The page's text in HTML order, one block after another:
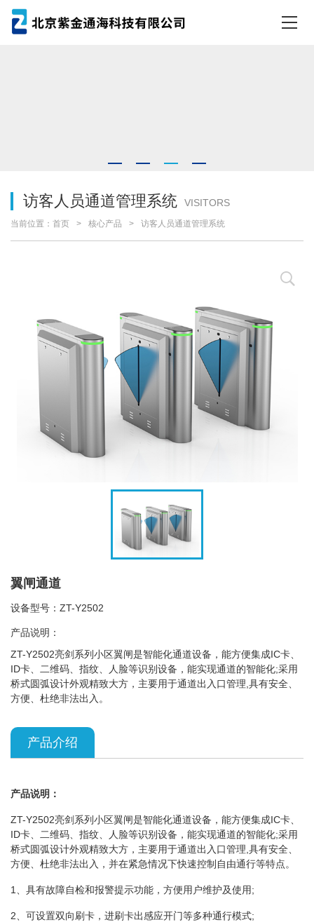
访客人员通道管理系统 VISITORS
当前位置： 首页 核心产品 访客人员通道管理系统
翼闸通道
设备型号：ZT-Y2502
产品说明：
ZT-Y2502亮剑系列小区翼闸是智能化通道设备，能方便集成IC卡、
ID卡、二维码、指纹、人脸等识别设备，能实现通道的智能化;采用
桥式圆弧设计外观精致大方，主要用于通道出入口管理,具有安全、
方便、杜绝非法出入。
产品介绍
产品说明：
ZT-Y2502亮剑系列小区翼闸是智能化通道设备，能方便集成IC卡、
ID卡、二维码、指纹、人脸等识别设备，能实现通道的智能化;采用
桥式圆弧设计外观精致大方，主要用于通道出入口管理,具有安全、
方便、杜绝非法出入，并在紧急情况下快速控制自由通行等特点。
1、具有故障自检和报警提示功能，方便用户维护及使用;
2、可设置双向刷卡，进刷卡出感应开门等多种通行模式;